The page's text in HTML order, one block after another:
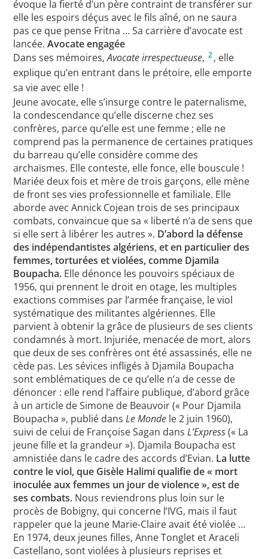
évoque la fierté d’un père contraint de transférer sur
elle les espoirs déçus avec le fils aîné, on ne saura
pas ce que pense Fritna … Sa carrière d’avocate est
lancée.Avocate engagée
Dans ses mémoires,Avocate irrespectueuse, 2, elle
explique qu’en entrant dans le prétoire, elle emporte
sa vie avec elle !
Jeune avocate, elle s’insurge contre le paternalisme,
la condescendance qu’elle discerne chez ses
confrères, parce qu’elle est une femme ; elle ne
comprend pas la permanence de certaines pratiques
du barreau qu’elle considère comme des
archaïsmes. Elle conteste, elle fonce, elle bouscule !
Mariée deux fois et mère de trois garçons, elle mène
de front ses vies professionnelle et familiale. Elle
aborde avec Annick Cojean trois de ses principaux
combats, convaincue que sa « liberté n’a de sens que
si elle sert à libérer les autres ». D’abord la défense
des indépendantistes algériens, et en particulier des
femmes, torturées et violées, comme Djamila
Boupacha. Elle dénonce les pouvoirs spéciaux de
1956, qui prennent le droit en otage, les multiples
exactions commises par l’armée française, le viol
systématique des militantes algériennes. Elle
parvient à obtenir la grâce de plusieurs de ses clients
condamnés à mort. Injuriée, menacée de mort, alors
que deux de ses confrères ont été assassinés, elle ne
cède pas. Les sévices infligés à Djamila Boupacha
sont emblématiques de ce qu’elle n’a de cesse de
dénoncer : elle rend l’affaire publique, d’abord grâce
à un article de Simone de Beauvoir (« Pour Djamila
Boupacha », publié dansLe Monde le 2 juin 1960),
suivi de celui de Françoise Sagan dans L’Express(« La
jeune fille et la grandeur »). Djamila Boupacha est
amnistiée dans le cadre des accords d’Evian. La lutte
contre le viol, que Gisèle Halimi qualifie de « mort
inoculée aux femmes un jour de violence », est de
ses combats. Nous reviendrons plus loin sur le
procès de Bobigny, qui concerne l’IVG, mais il faut
rappeler que la jeune Marie-Claire avait été violée …
En 1974, deux jeunes filles, Anne Tonglet et Araceli
Castellano, sont violées à plusieurs reprises et